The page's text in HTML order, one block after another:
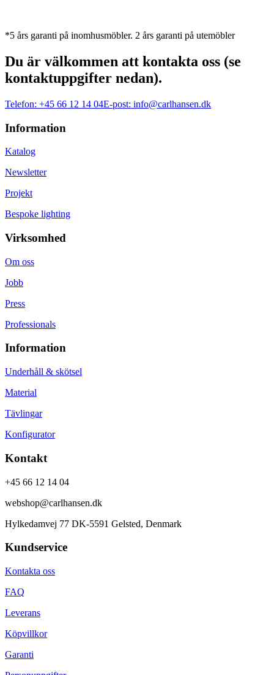
*5 års garanti på inomhusmöbler. 2 års garanti på utemöbler
Du är välkommen att kontakta oss (se
kontaktuppgifter nedan).
Telefon: +45 66 12 14 04E-post: info@carlhansen.dk
Information
Katalog
Newsletter
Projekt
Bespoke lighting
Virksomhed
Om oss
Jobb
Press
Professionals
Information
Underhåll & skötsel
Material
Tävlingar
Konfigurator
Kontakt
+45 66 12 14 04
webshop@carlhansen.dk
Hylkedamvej 77 DK-5591 Gelsted, Denmark
Kundservice
Kontakta oss
FAQ
Leverans
Köpvillkor
Garanti